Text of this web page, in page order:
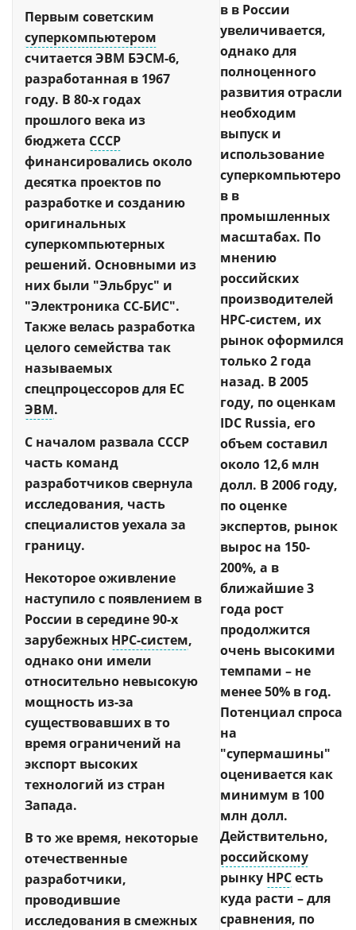
Первым советским
суперкомпьютером
считается ЭВМ БЭСМ-6,
разработанная в 1967
году. В 80-х годах
прошлого века из
бюджета СССР
финансировались около
десятка проектов по
разработке и созданию
оригинальных
суперкомпьютерных
решений. Основными из
них были "Эльбрус" и
"Электроника СС-БИС".
Также велась разработка
целого семейства так
называемых
спецпроцессоров для ЕС
ЭВМ.
С началом развала СССР
часть команд
разработчиков свернула
исследования, часть
специалистов уехала за
границу.
Некоторое оживление
наступило с появлением в
России в середине 90-х
зарубежных HPC-систем,
однако они имели
относительно невысокую
мощность из-за
существовавших в то
время ограничений на
экспорт высоких
технологий из стран
Запада.
В то же время, некоторые
отечественные
разработчики,
проводившие
исследования в смежных
в в России
увеличивается,
однако для
полноценного
развития отрасли
необходим
выпуск и
использование
суперкомпьютеро
в в
промышленных
масштабах. По
мнению
российских
производителей
HPC-систем, их
рынок оформился
только 2 года
назад. В 2005
году, по оценкам
IDC Russia, его
объем составил
около 12,6 млн
долл. В 2006 году,
по оценке
экспертов, рынок
вырос на 150-
200%, а в
ближайшие 3
года рост
продолжится
очень высокими
темпами – не
менее 50% в год.
Потенциал спроса
на
"супермашины"
оценивается как
минимум в 100
млн долл.
Действительно,
российскому
рынку HPCесть
куда расти – для
сравнения, по